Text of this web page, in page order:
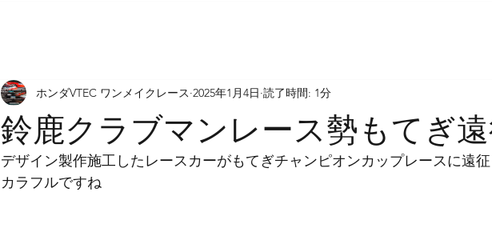
鈴鹿クラブマンレース勢もてぎ
ホンダVTEC ワンメイクレース 2025年1月4日 読了時間: 1分
デザイン製作施工したレースカーがもてぎチャンピオンカップレースに遠征
カラフルですね